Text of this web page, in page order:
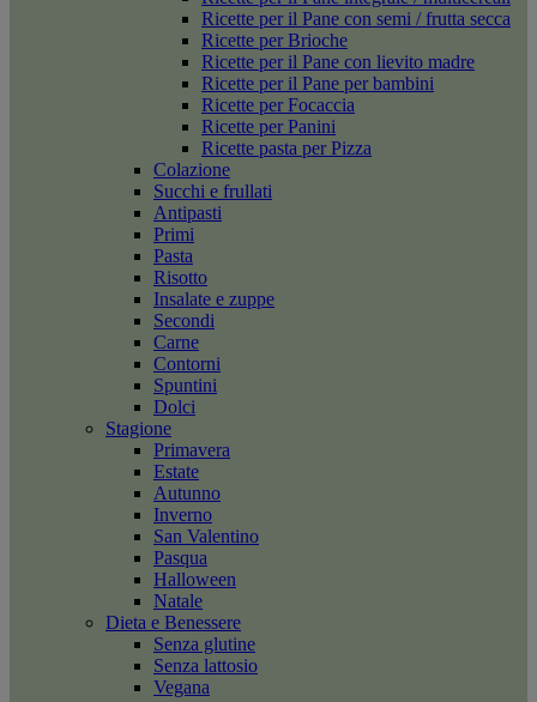
Ricette per il Pane con semi / frutta secca
Ricette per Brioche
Ricette per il Pane con lievito madre
Ricette per il Pane per bambini
Ricette per Focaccia
Ricette per Panini
Ricette pasta per Pizza
Colazione
Succhi e frullati
Antipasti
Primi
Pasta
Risotto
Insalate e zuppe
Secondi
Carne
Contorni
Spuntini
Dolci
Stagione
Primavera
Estate
Autunno
Inverno
San Valentino
Pasqua
Halloween
Natale
Dieta e Benessere
Senza glutine
Senza lattosio
Vegana